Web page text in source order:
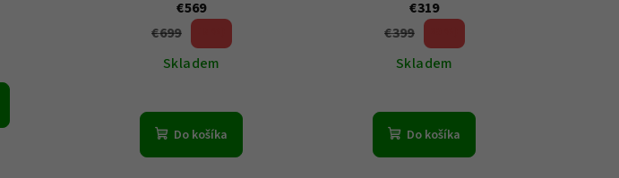
€569
€699
Skladem
Do košíka
€319
€399
Skladem
Do košíka